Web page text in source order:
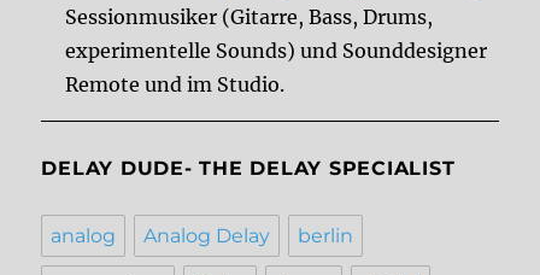
Sessionmusiker (Gitarre, Bass, Drums,
experimentelle Sounds) und Sounddesigner
Remote und im Studio.
DELAY DUDE- THE DELAY SPECIALIST
analog Analog Delay berlin